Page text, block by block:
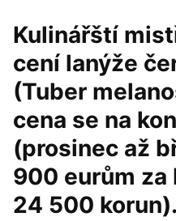
Kulinářští
cení lanýže
(Tuber
cena se na
(prosinec až
900 eurům za
24 500